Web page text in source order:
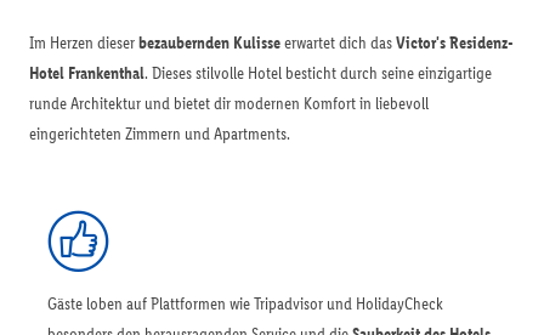
Im Herzen dieserbezaubernden Kulisseerwartet dich dasVictor's Residenz-
Hotel Frankenthal. Dieses stilvolle Hotel besticht durch seine einzigartige
runde Architektur und bietet dir modernen Komfort in liebevoll
eingerichteten Zimmern und Apartments.
Gäste loben auf Plattformen wie Tripadvisor und HolidayCheck